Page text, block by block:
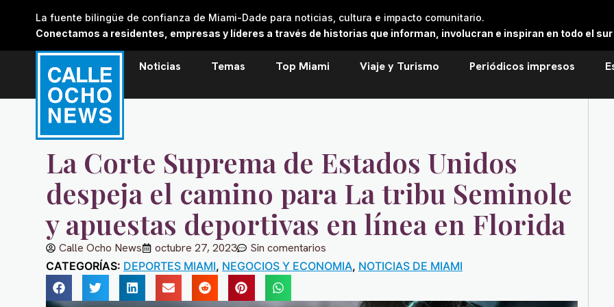
La fuente bilingüe de confianza de Miami-Dade para noticias, cultura e impacto comunitario.
Conectamos a residentes, empresas y líderes a través de historias que informan, involucran e inspiran en todo el sur
Noticias Temas Top Miami Viaje y Turismo Periódicos impresos
La Corte Suprema de Estados Unidos
despeja el camino para La tribu Seminole
y apuestas deportivas en línea en Florida
Calle Ocho News octubre 27, 2023 Sin comentarios
CATEGORÍAS: DEPORTES MIAMI, NEGOCIOS Y ECONOMIA, NOTICIAS DE MIAMI